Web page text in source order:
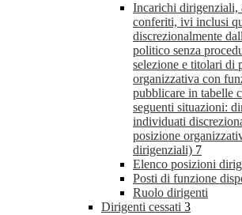
Incarichi dirigenziali,
conferiti, ivi inclusi
discrezionalmente
politico senza
selezione e titolari di
organizzativa con
pubblicare in tabelle
seguenti situazioni:
individuati
posizione
dirigenziali) 7
Elenco posizioni
Posti di funzione
Ruolo dirigenti
Dirigenti cessati 3